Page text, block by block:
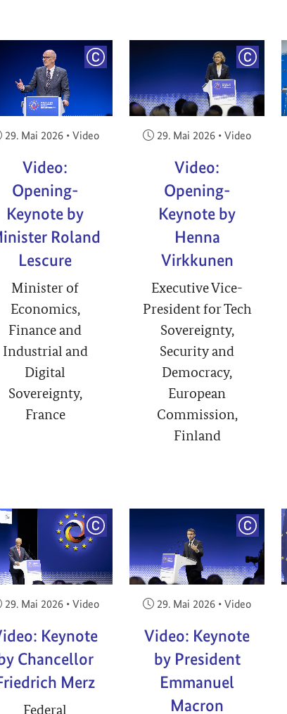
COPYRIGHT
Veröffentlicht am:
29. Mai 2026 • Video
Video:
Opening-
Keynote by
Roland
Lescure
Minister of
Economics,
Finance and
Industrial and
Digital
Sovereignty,
France
Veröffentlicht am:
29. Mai 2026 • Video
Video:
Opening-
Keynote by
Henna
Virkkunen
Executive Vice-
President for Tech
Sovereignty,
Security and
Democracy,
European
Commission,
Finland
COPYRIGHT
Veröffentlicht am:
29. Mai 2026 • Video
Keynote
Chancellor
Merz
Federal
Veröffentlicht am:
29. Mai 2026 • Video
Video: Keynote
by President
Emmanuel
Macron